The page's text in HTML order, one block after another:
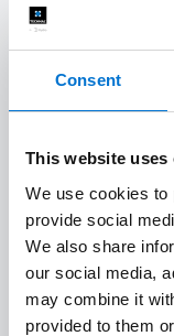
Consent
This website uses
We use cookies to
provide social
We also share
our social media,
may combine it
provided to them
Desde el
instalación,
TECHNAL a
Los industriales de
empresas
tanto en proyectos
individuales.
aluminio a medida